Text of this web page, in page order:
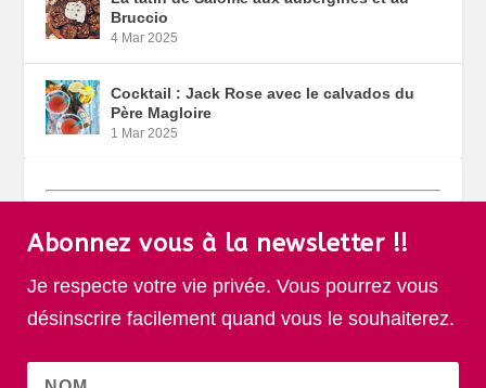
Bruccio
4 Mar 2025
Cocktail : Jack Rose avec le calvados du
Père Magloire
1 Mar 2025
Abonnez vous à la newsletter !!
Je respecte votre vie privée. Vous pourrez vous
désinscrire facilement quand vous le souhaiterez.